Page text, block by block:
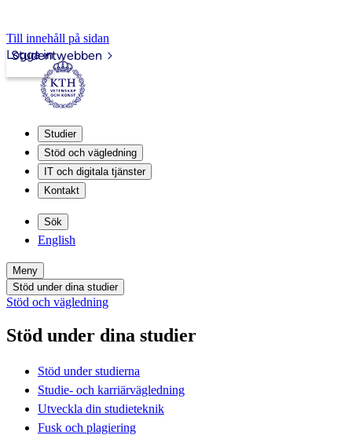
Till innehåll på sidan
Studentwebben
Logga in
Studier
Stöd och vägledning
IT och digitala tjänster
Kontakt
Sök
English
Meny
Stöd under dina studier
Stöd och vägledning
Stöd under dina studier
Stöd under studierna
Studie- och karriärvägledning
Utveckla din studieteknik
Fusk och plagiering